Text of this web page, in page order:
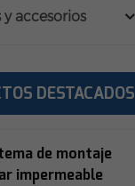
y accesorios
DESTACADOS
de montaje
impermeable